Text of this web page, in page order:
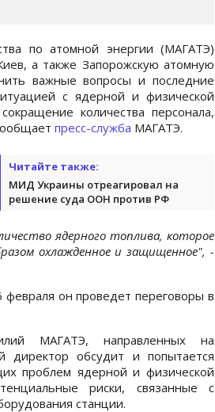
по атомной энергии (МАГАТЭ)
а также Запорожскую атомную
важные вопросы и последние
с ядерной и физической
количества персонала,
пресс-служба МАГАТЭ.
Читайте также:
МИД Украины отреагировал на
решение суда ООН против РФ
ядерного топлива, которое
охлажденное и защищенное", -
февраля он проведет переговоры в
МАГАТЭ, направленных на
директор обсудит и попытается
проблем ядерной и физической
риски, связанные с
станции.